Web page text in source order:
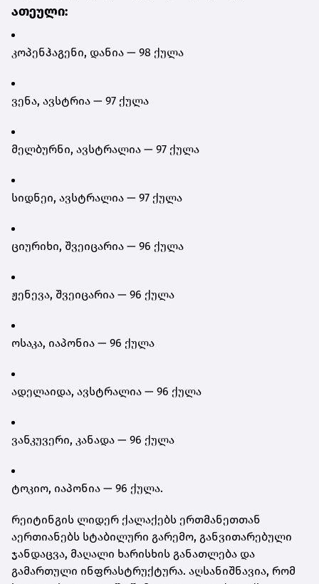
ათეული:
კოპენჰაგენი, დანია — 98 ქულა
ვენა, ავსტრია — 97 ქულა
მელბურნი, ავსტრალია — 97 ქულა
სიდნეი, ავსტრალია — 97 ქულა
ციურიხი, შვეიცარია — 96 ქულა
ჟენევა, შვეიცარია — 96 ქულა
ოსაკა, იაპონია — 96 ქულა
ადელაიდა, ავსტრალია — 96 ქულა
ვანკუვერი, კანადა — 96 ქულა
ტოკიო, იაპონია — 96 ქულა.
რეიტინგის ლიდერ ქალაქებს ერთმანეთთან
აერთიანებს სტაბილური გარემო, განვითარებული
ჯანდაცვა, მაღალი ხარისხის განათლება და
გამართული ინფრასტრუქტურა. აღსანიშნავია, რომ